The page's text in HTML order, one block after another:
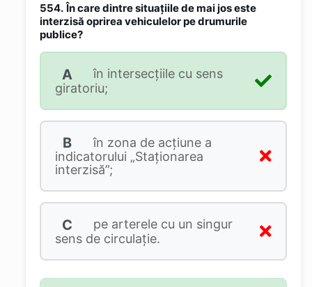
554. În care dintre situaţiile de mai jos este
interzisă oprirea vehiculelor pe drumurile
publice?
A
în intersecţiile cu sens
giratoriu;
B
în zona de acţiune a
indicatorului „Staţionarea
interzisă”;
C
pe arterele cu un singur
sens de circulaţie.